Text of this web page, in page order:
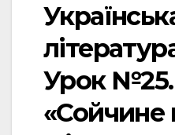
Урок
«Сойчине